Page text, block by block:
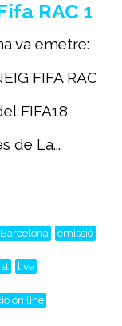
RAC 1
va emetre:
FIFA RAC
FIFA18
de La...
emissió
live
on line